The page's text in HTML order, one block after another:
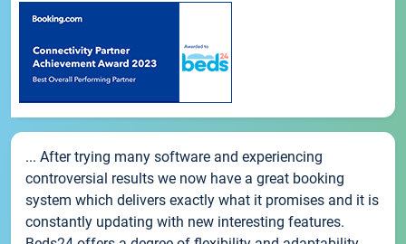
... After trying many software and experiencing
controversial results we now have a great booking
system which delivers exactly what it promises and it is
constantly updating with new interesting features.